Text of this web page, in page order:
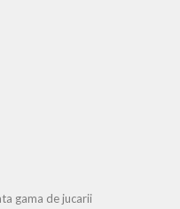
gama de jucarii